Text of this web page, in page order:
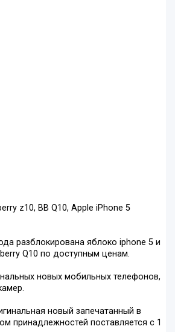
z10, BB Q10, Apple iPhone 5
разблокирована яблоко iphone 5 и
Q10 по доступным ценам.
новых мобильных телефонов,
новый запечатанный в
принадлежностей поставляется с 1